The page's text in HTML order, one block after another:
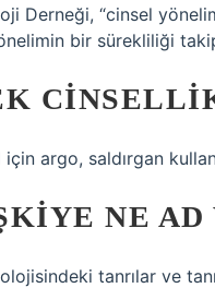
Derneği, “cinsel
bir sürekliliği
argo, saldırgan
NE AD
tanrılar ve